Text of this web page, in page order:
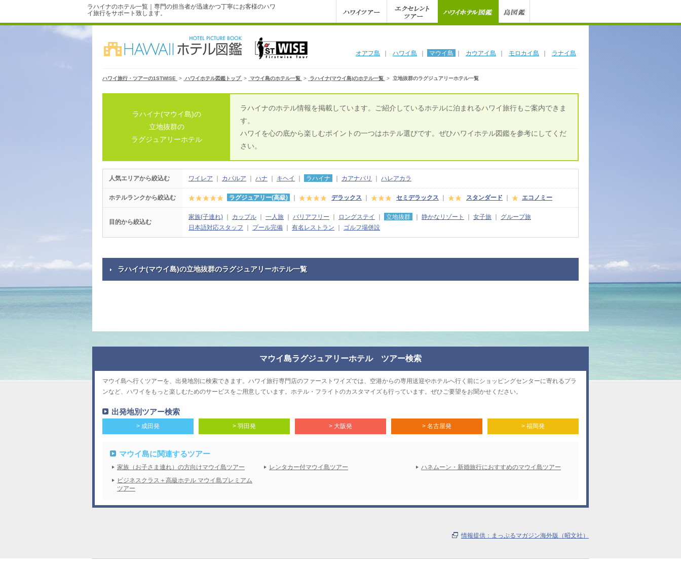
ラハイナのホテル一覧｜専門の担当者が迅速かつ丁寧にお客様のハワ
イ旅行をサポート致します。
オアフ島 ハワイ島 マウイ島 カウアイ島 モロカイ島 ラナイ島
ハワイ旅行・ツアーの1STWISE > ハワイホテル図鑑トップ > マウイ島のホテル一覧 > ラハイナ(マウイ島)のホテル一覧 > 立地抜群のラグジュアリーホテル一覧
ラハイナ(マウイ島)の
立地抜群の
ラグジュアリーホテル
ラハイナのホテル情報を掲載しています。ご紹介しているホテルに泊まれるハワイ旅行もご案内できま
す。
ハワイを心の底から楽しむポイントの一つはホテル選びです。ぜひハワイホテル図鑑を参考にしてくだ
さい。
人気エリアから絞込む ワイレア カパルア ハナ キヘイ ラハイナ カアナパリ ハレアカラ
ホテルランクから絞込む ラグジュアリー(高級) デラックス セミデラックス スタンダード エコノミー
目的から絞込む
家族(子連れ) カップル 一人旅 バリアフリー ロングステイ 立地抜群 静かなリゾート 女子旅
グループ旅
日本語対応スタッフ
プール完備 有名レストラン ゴルフ場併設
ラハイナ(マウイ島)の立地抜群のラグジュアリーホテル一覧
マウイ島ラグジュアリーホテル ツアー検索
マウイ島へ行くツアーを、出発地別に検索できます。ハワイ旅行専門店のファーストワイズでは、空港からの専用送迎やホテルへ行く前にショッピングセンターに寄れるプラ
ンなど、ハワイをもっと楽しむためのサービスをご用意しています。ホテル・フライトのカスタマイズも行っています。ぜひご要望をお聞かせください。
出発地別ツアー検索
> 成田発 > 羽田発 > 大阪発 > 名古屋発 > 福岡発
マウイ島に関連するツアー
家族（お子さま連れ）の方向けマウイ島ツアー レンタカー付マウイ島ツアー
ハネムーン・新婚旅行におすすめのマウイ島ツアー
ビジネスクラス＋高級ホテル マウイ島プレミアム
ツアー
情報提供：まっぷるマガジン海外版（昭文社）